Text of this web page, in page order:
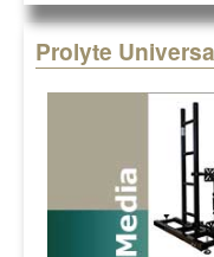
Prolyte